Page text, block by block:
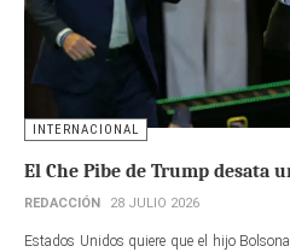
INTERNACIONAL
El Che Pibe de Trump desata
REDACCIÓN 28 JULIO 2026
Estados Unidos quiere que el hijo